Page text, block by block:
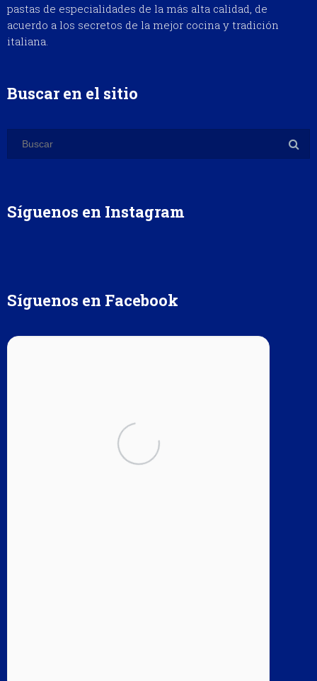
pastas de especialidades de la más alta calidad, de
acuerdo a los secretos de la mejor cocina y tradición
italiana.
Buscar en el sitio
Síguenos en Instagram
Síguenos en Facebook